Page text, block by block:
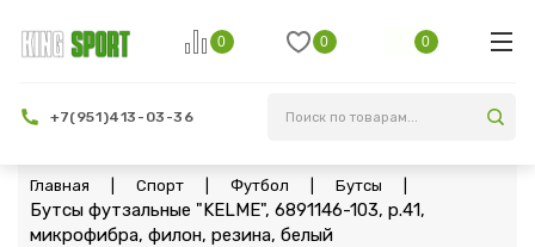
0 0 0
+7(951)413-03-36
Главная Спорт Футбол Бутсы
Бутсы футзальные "KELME", 6891146-103, р.41,
микрофибра, филон, резина, белый